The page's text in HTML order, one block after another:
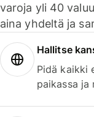
varoja yli 40
aina yhdeltä ja
Hallitse
Pidä kaikki
paikassa ja